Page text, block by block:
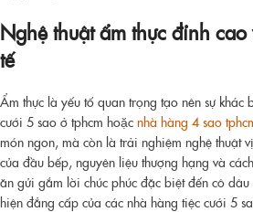
Nghệ thuật ẩm thực đỉnh
tế
Ẩm thực là yếu tố quan trọng tạo nên sự khác
cưới 5 sao ở tphcm hoặc nhà hàng 4 sao
món ngon, mà còn là trải nghiệm nghệ thuật
của đầu bếp, nguyên liệu thượng hạng và
ăn gửi gắm lời chúc phúc đặc biệt đến cô dâu
hiện đẳng cấp của các nhà hàng tiệc cưới 5